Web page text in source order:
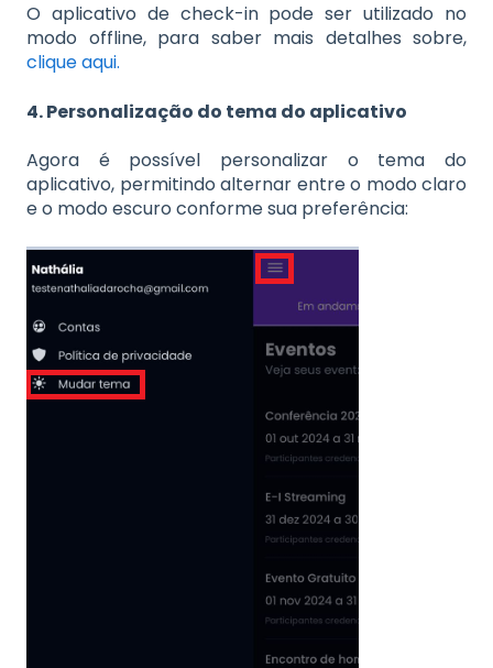
O aplicativo de check-in pode ser utilizado no
modo offline, para saber mais detalhes sobre,
clique aqui.
4. Personalização do tema do aplicativo
Agora é possível personalizar o tema do
aplicativo, permitindo alternar entre o modo claro
e o modo escuro conforme sua preferência: